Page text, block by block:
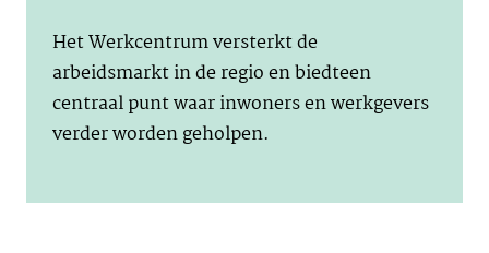
Het Werkcentrum versterkt de
arbeidsmarkt in de regio en biedteen
centraal punt waar inwoners en werkgevers
verder worden geholpen.